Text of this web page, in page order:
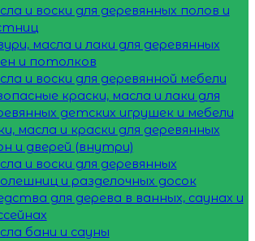
и воски для деревянных полов и
масла и лаки для деревянных
и потолков
и воски для деревянной мебели
краски, масла и лаки для
детских игрушек и мебели
масла и краски для деревянных
и дверей (внутри)
и воски для деревянных
и разделочных досок
для дерева в ванных, саунах и
бани и сауны